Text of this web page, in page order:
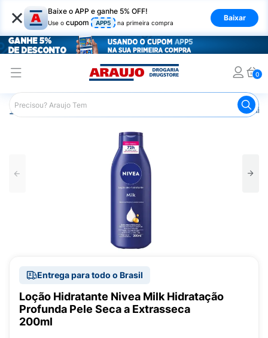
× Baixe o APP e ganhe 5% OFF!
Use o cupom APP5 na primeira compra
Baixar
0
Araujo Beleza e Cuidados
Entrega para todo o Brasil
Loção Hidratante Nivea Milk Hidratação
Profunda Pele Seca a Extrasseca
200ml